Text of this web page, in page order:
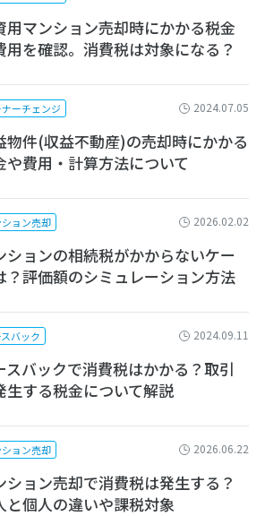
用マンション売却時にかかる税金
用を確認。消費税は対象になる？
ーチェンジ 2024.07.05
物件(収益不動産)の売却時にかかる
や費用・計算方法について
ョン売却 2026.02.02
ションの相続税がかからないケー
？評価額のシミュレーション方法
バック 2024.09.11
スバックで消費税はかかる？取引
生する税金について解説
ョン売却 2026.06.22
ション売却で消費税は発生する？
と個人の違いや課税対象